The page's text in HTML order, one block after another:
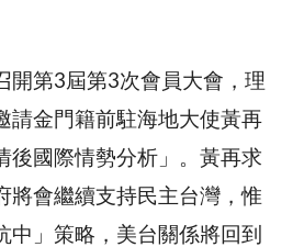
開第3屆第3次會員大會，理
請金門籍前駐海地大使黃再
後國際情勢分析」。黃再求
將會繼續支持民主台灣，惟
中」策略，美台關係將回到